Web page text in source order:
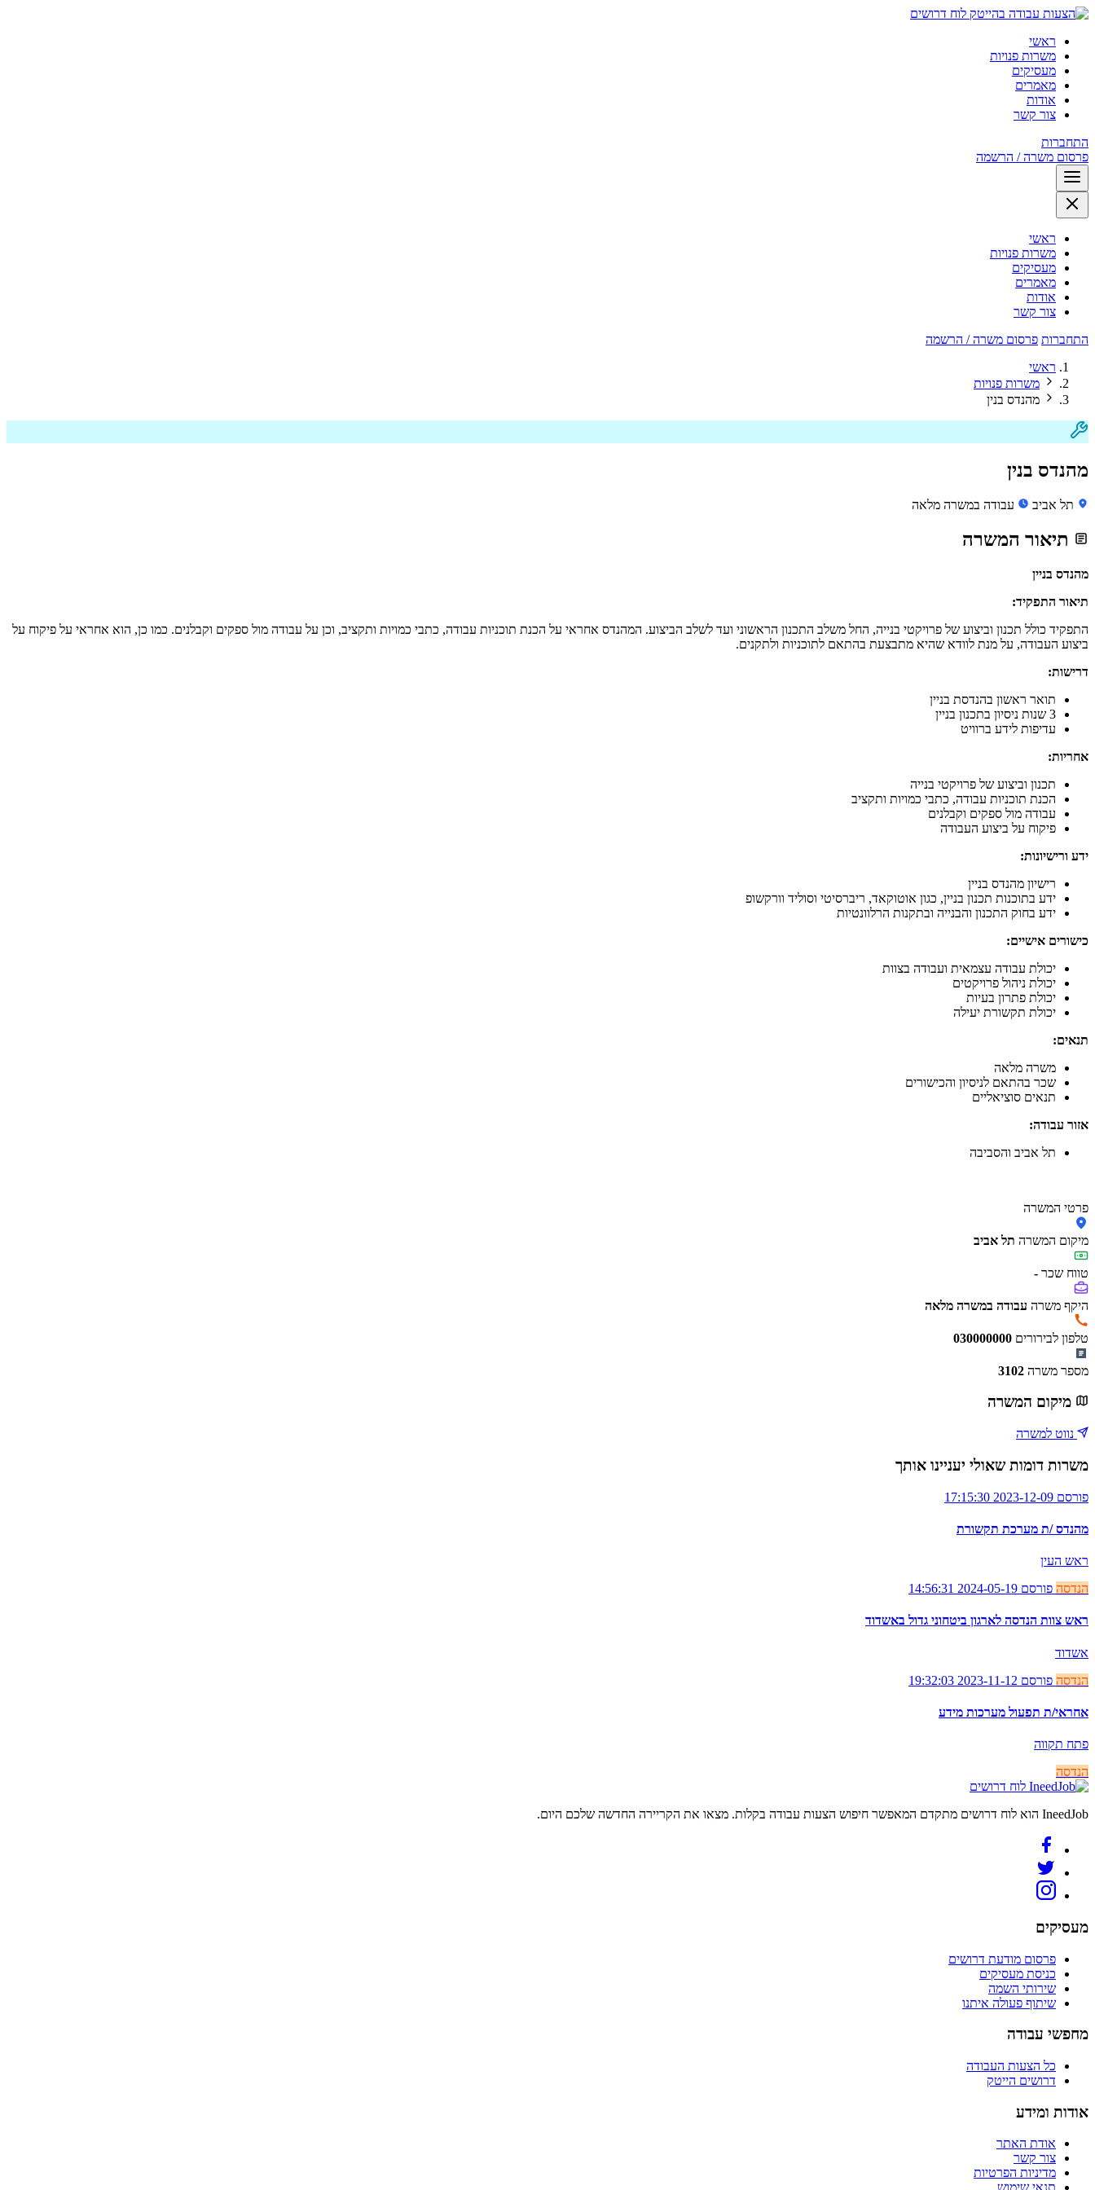
לוח דרושים
ראשי
משרות פנויות
מעסיקים
מאמרים
אודות
צור קשר
התחברות
פרסום משרה / הרשמה
ראשי
משרות פנויות
מעסיקים
מאמרים
אודות
צור קשר
התחברות פרסום משרה / הרשמה
ראשי
משרות פנויות
מהנדס בנין
מהנדס בנין
תל אביב עבודה במשרה מלאה
תיאור המשרה
מהנדס בניין
תיאור התפקיד:
התפקיד כולל תכנון וביצוע של פרויקטי בנייה, החל משלב התכנון הראשוני ועד לשלב הביצוע. המהנדס אחראי על הכנת תוכניות עבודה, כתבי כמויות ותקציב, וכן על עבודה מול ספקים וקבלנים. כמו כן, הוא אחראי על פיקוח על
ביצוע העבודה, על מנת לוודא שהיא מתבצעת בהתאם לתוכניות ולתקנים.
דרישות:
תואר ראשון בהנדסת בניין
3 שנות ניסיון בתכנון בניין
עדיפות לידע ברוויט
אחריות:
תכנון וביצוע של פרויקטי בנייה
הכנת תוכניות עבודה, כתבי כמויות ותקציב
עבודה מול ספקים וקבלנים
פיקוח על ביצוע העבודה
ידע ורישיונות:
רישיון מהנדס בניין
ידע בתוכנות תכנון בניין, כגון אוטוקאד, ריברסיטי וסוליד וורקשופ
ידע בחוק התכנון והבנייה ובתקנות הרלוונטיות
כישורים אישיים:
יכולת עבודה עצמאית ועבודה בצוות
יכולת ניהול פרויקטים
יכולת פתרון בעיות
יכולת תקשורת יעילה
תנאים:
משרה מלאה
שכר בהתאם לניסיון והכישורים
תנאים סוציאליים
אזור עבודה:
תל אביב והסביבה
פרטי המשרה
מיקום המשרה תל אביב
טווח שכר -
היקף משרה עבודה במשרה מלאה
טלפון לבירורים 030000000
מספר משרה 3102
מיקום המשרה
נווט למשרה
משרות דומות שאולי יעניינו אותך
פורסם 2023-12-09 17:15:30
מהנדס /ת מערכת תקשורת
ראש העין
הנדסה פורסם 2024-05-19 14:56:31
ראש צוות הנדסה לארגון ביטחוני גדול באשדוד
אשדוד
הנדסה פורסם 2023-11-12 19:32:03
אחראי/ת תפעול מערכות מידע
פתח תקווה
הנדסה
לוח דרושים
IneedJob הוא לוח דרושים מתקדם המאפשר חיפוש הצעות עבודה בקלות. מצאו את הקריירה החדשה שלכם היום.
מעסיקים
פרסום מודעת דרושים
כניסת מעסיקים
שירותי השמה
שיתוף פעולה איתנו
מחפשי עבודה
כל הצעות העבודה
דרושים הייטק
אודות ומידע
אודת האתר
צור קשר
מדיניות הפרטיות